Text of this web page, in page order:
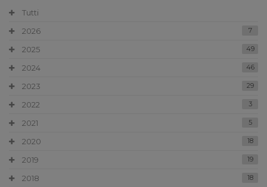
Tutti
2026
7
2025 49
2024 46
2023 29
2022 3
2021 5
2020 18
2019 19
2018 18